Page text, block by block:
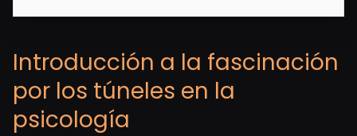
Introducción a la fascinación
por los túneles en la
psicología